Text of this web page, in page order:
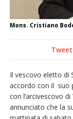
Mons. Cristiano
Tweet
Il vescovo eletto di
accordo con il suo
con l’arcivescovo
annunciato che la